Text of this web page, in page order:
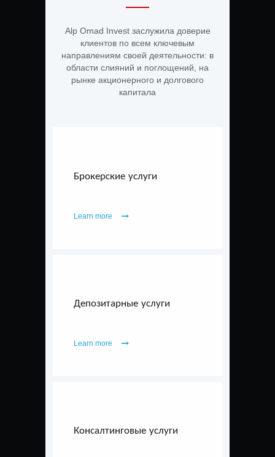
Alp Omad Invest заслужила доверие
клиентов по всем ключевым
направлениям своей деятельности: в
области слияний и поглощений, на
рынке акционерного и долгового
капитала
Брокерские услуги
Learn more
Депозитарные услуги
Learn more
Консалтинговые услуги